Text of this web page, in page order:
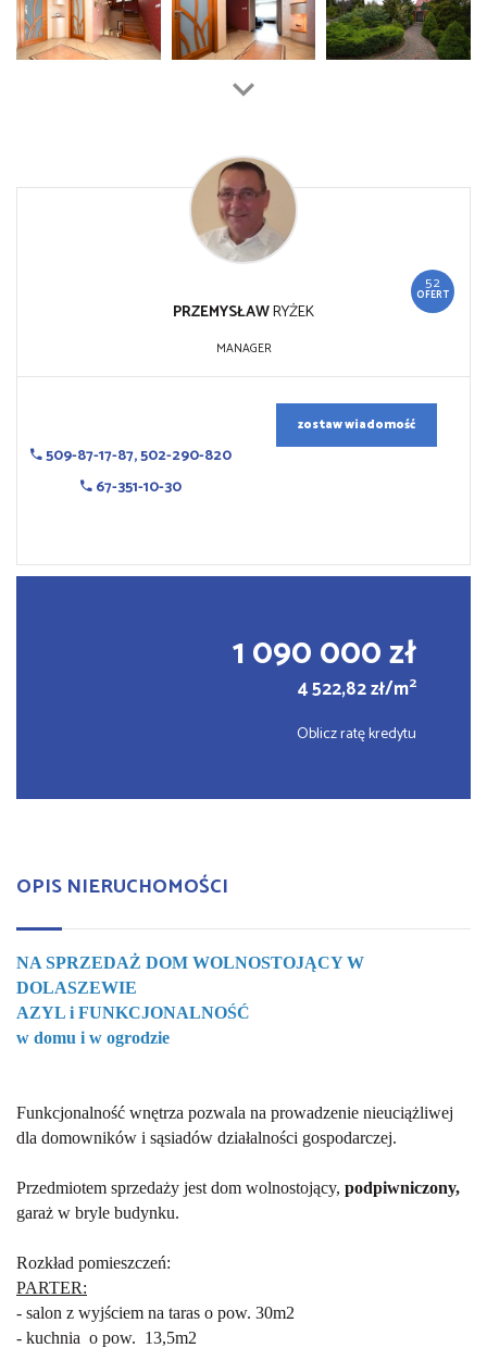
52
OFERT
PRZEMYSŁAWRYŻEK
MANAGER
509-87-17-87, 502-290-820
67-351-10-30
zostaw wiadomość
1 090 000 zł
4 522,82 zł/m2
Oblicz ratę kredytu
OPIS NIERUCHOMOŚCI
NA SPRZEDAŻ DOM WOLNOSTOJĄCY W
DOLASZEWIE
AZYL i FUNKCJONALNOŚĆ
w domu i w ogrodzie
Funkcjonalność wnętrza pozwala na prowadzenie nieuciążliwej
dla domowników i sąsiadów działalności gospodarczej.
Przedmiotem sprzedaży jest dom wolnostojący, podpiwniczony,
garaż w bryle budynku.
Rozkład pomieszczeń:
PARTER:
- salon z wyjściem na taras o pow. 30m2
- kuchnia o pow. 13,5m2